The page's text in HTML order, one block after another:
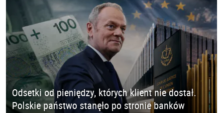
Odsetki od pieniędzy, których klient nie dostał.
Polskie państwo stanęło po stronie banków